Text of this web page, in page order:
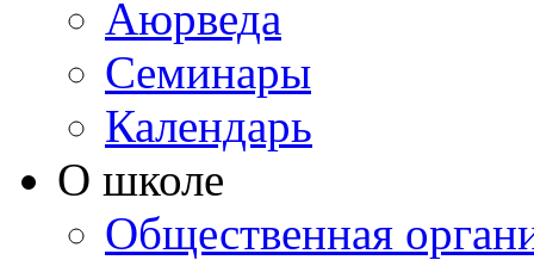
Аюрведа
Семинары
Календарь
О школе
Общественная